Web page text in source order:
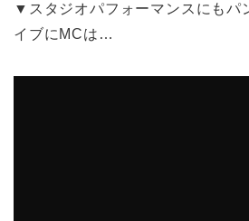
▼スタジオパフォーマンスにもパ
イブにMCは…